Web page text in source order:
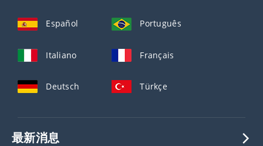
Español Português
Italiano Français
Deutsch Türkçe
最新消息